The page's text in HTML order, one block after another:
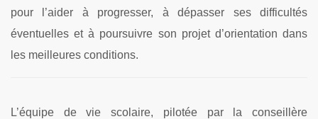
pour l’aider à progresser, à dépasser ses difficultés
éventuelles et à poursuivre son projet d’orientation dans
les meilleures conditions.
L’équipe de vie scolaire, pilotée par la conseillère